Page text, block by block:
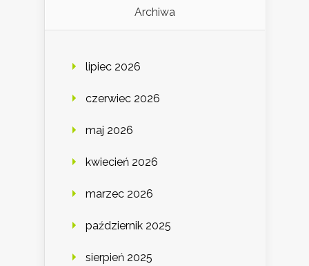
Archiwa
lipiec 2026
czerwiec 2026
maj 2026
kwiecień 2026
marzec 2026
październik 2025
sierpień 2025